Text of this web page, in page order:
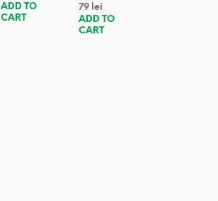
ADD TO
CART
79 lei
ADD TO
CART